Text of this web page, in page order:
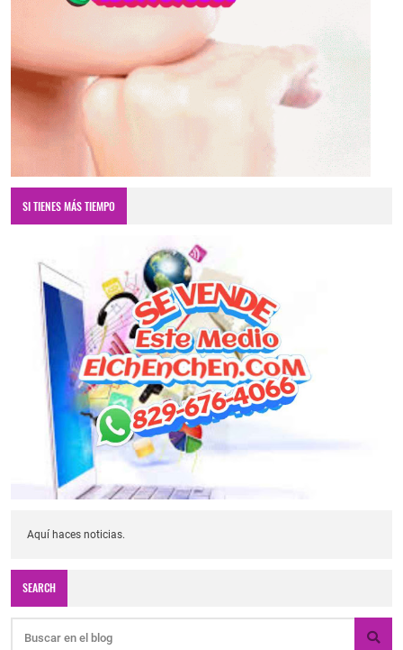
SI TIENES MÁS TIEMPO
Aquí haces noticias.
SEARCH